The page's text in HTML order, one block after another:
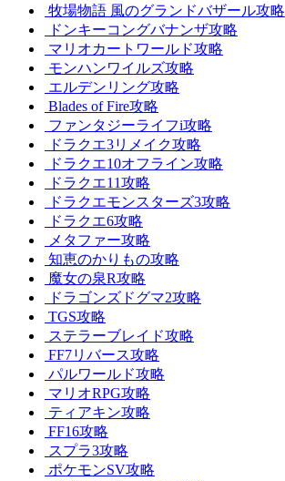
牧場物語 風のグランドバザール攻略
ドンキーコングバナンザ攻略
マリオカートワールド攻略
モンハンワイルズ攻略
エルデンリング攻略
Blades of Fire攻略
ファンタジーライフi攻略
ドラクエ3リメイク攻略
ドラクエ10オフライン攻略
ドラクエ11攻略
ドラクエモンスターズ3攻略
ドラクエ6攻略
メタファー攻略
知恵のかりもの攻略
魔女の泉R攻略
ドラゴンズドグマ2攻略
TGS攻略
ステラーブレイド攻略
FF7リバース攻略
パルワールド攻略
マリオRPG攻略
ティアキン攻略
FF16攻略
スプラ3攻略
ポケモンSV攻略